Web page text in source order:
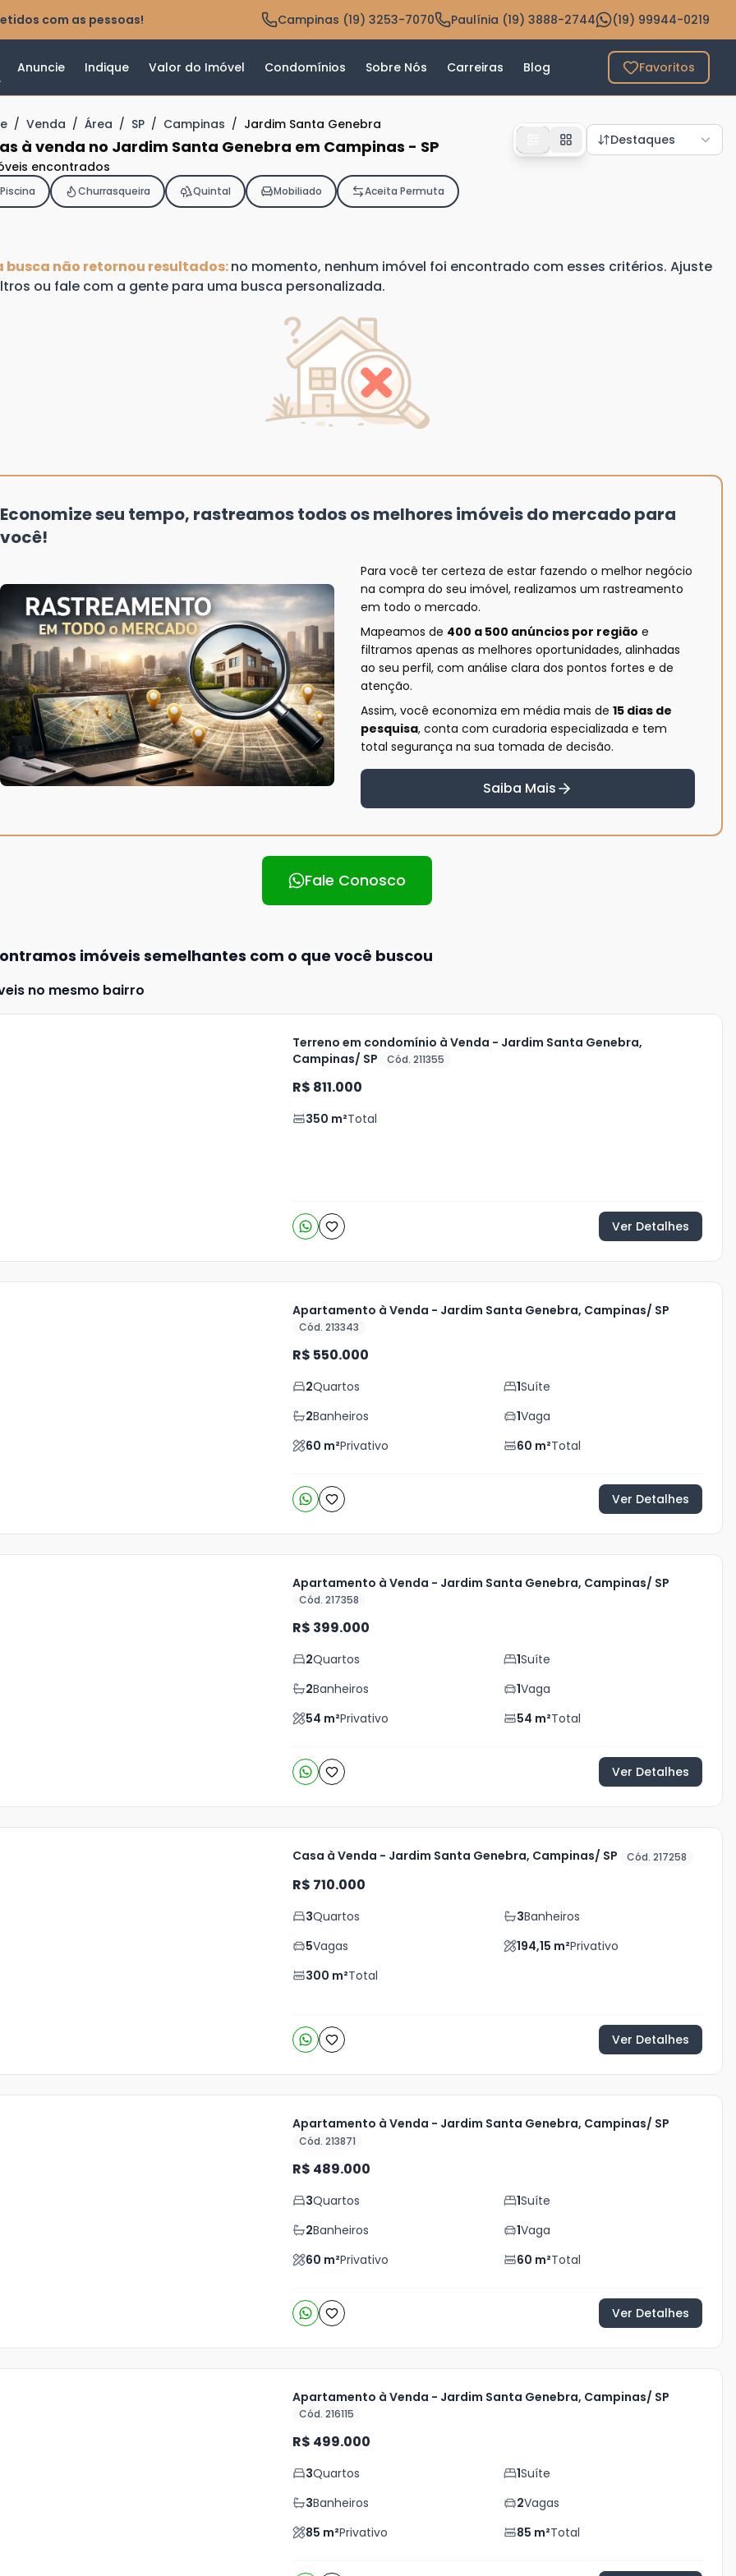
com as pessoas! Campinas (19) 3253-7070 Paulínia (19) 3888-2744 (19) 99944-0219
Anuncie Indique Valor do Imóvel Condomínios Sobre Nós Carreiras Blog Favoritos
/ Venda / Área / SP / Campinas / Jardim Santa Genebra
à venda no Jardim Santa Genebra em Campinas - SP
encontrados
Destaques
Piscina Churrasqueira Quintal Mobiliado Aceita Permuta
busca não retornou resultados:no momento, nenhum imóvel foi encontrado com esses critérios. Ajuste
ou fale com a gente para uma busca personalizada.
Economize seu tempo, rastreamos todos os melhores imóveis do mercado para
você!
Para você ter certeza de estar fazendo o melhor negócio
na compra do seu imóvel, realizamos um rastreamento
em todo o mercado.
Mapeamos de 400 a 500 anúncios por região e
filtramos apenas as melhores oportunidades, alinhadas
ao seu perfil, com análise clara dos pontos fortes e de
atenção.
Assim, você economiza em média mais de 15 dias de
pesquisa, conta com curadoria especializada e tem
total segurança na sua tomada de decisão.
Saiba Mais
Fale Conosco
imóveis semelhantes com o que você buscou
no mesmo bairro
Terreno em condomínio à Venda - Jardim Santa Genebra,
Campinas/ SP
Cód. 211355
R$ 811.000
350 m²Total
Ver Detalhes
Apartamento à Venda - Jardim Santa Genebra, Campinas/ SP
Cód. 213343
R$ 550.000
2Quartos 1Suíte
2Banheiros 1Vaga
60 m²Privativo 60 m²Total
Ver Detalhes
Apartamento à Venda - Jardim Santa Genebra, Campinas/ SP
Cód. 217358
R$ 399.000
2Quartos 1Suíte
2Banheiros 1Vaga
54 m²Privativo 54 m²Total
Ver Detalhes
Casa à Venda - Jardim Santa Genebra, Campinas/ SP Cód. 217258
R$ 710.000
3Quartos 3Banheiros
5Vagas 194,15 m²Privativo
300 m²Total
Ver Detalhes
Apartamento à Venda - Jardim Santa Genebra, Campinas/ SP
Cód. 213871
R$ 489.000
3Quartos 1Suíte
2Banheiros 1Vaga
60 m²Privativo 60 m²Total
Ver Detalhes
Apartamento à Venda - Jardim Santa Genebra, Campinas/ SP
Cód. 216115
R$ 499.000
3Quartos 1Suíte
3Banheiros 2Vagas
85 m²Privativo 85 m²Total